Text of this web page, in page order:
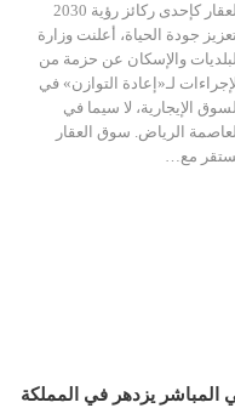
العقار كإحدى ركائز رؤية 2030
جودة الحياة، أعلنت وزارة
البلديات والإسكان عن حزمة من
الإجراءات لـ«إعادة التوازن» في
السوق الإيجارية، لا سيما في
العاصمة الرياض. سوق العقار
مع…
المباشر يزدهر في المملكة